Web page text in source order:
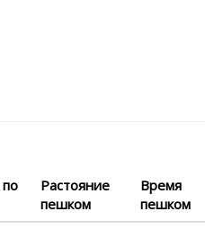
Растояние
пешком
Время
пешком